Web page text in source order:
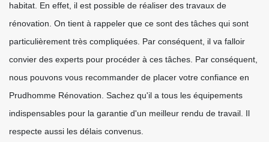
habitat. En effet, il est possible de réaliser des travaux de
rénovation. On tient à rappeler que ce sont des tâches qui sont
particulièrement très compliquées. Par conséquent, il va falloir
convier des experts pour procéder à ces tâches. Par conséquent,
nous pouvons vous recommander de placer votre confiance en
Prudhomme Rénovation. Sachez qu'il a tous les équipements
indispensables pour la garantie d'un meilleur rendu de travail. Il
respecte aussi les délais convenus.